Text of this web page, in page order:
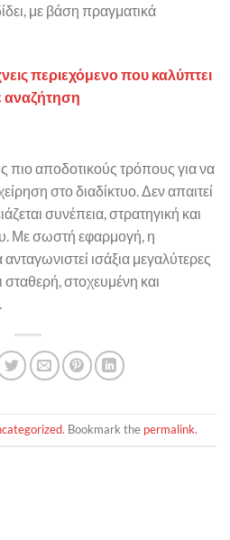
με βάση πραγματικά
περιεχόμενο που καλύπτει
αναζήτηση
πιο αποδοτικούς τρόπους για να
στο διαδίκτυο. Δεν απαιτεί
συνέπεια, στρατηγική και
Με σωστή εφαρμογή, η
ισάξια μεγαλύτερες
σταθερή, στοχευμένη και
. Bookmark the permalink.